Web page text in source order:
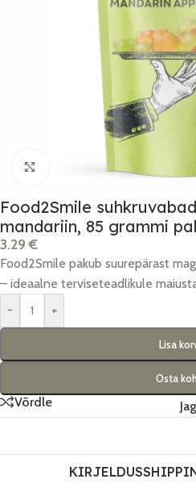
Click to enlarge
Food2Smile
mandariin, 85 grammi
3.29€
Food2Smile pakub suurepärast
– ideaalne terviseteadlikule
-
+
Lisa
Osta
Võrdle
KIRJELDUS